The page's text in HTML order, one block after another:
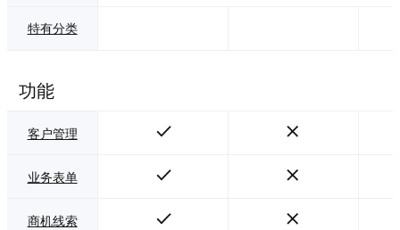
特有分类
功能
客户管理
业务表单
商机线索